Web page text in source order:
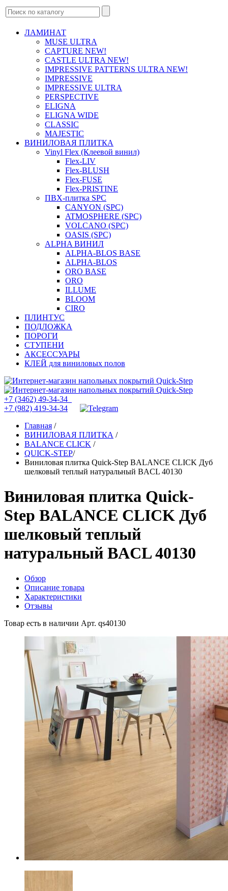
ЛАМИНАТ
MUSE ULTRA
CAPTURE NEW!
CASTLE ULTRA NEW!
IMPRESSIVE PATTERNS ULTRA NEW!
IMPRESSIVE
IMPRESSIVE ULTRA
PERSPECTIVE
ELIGNA
ELIGNA WIDE
CLASSIC
MAJESTIC
ВИНИЛОВАЯ ПЛИТКА
Vinyl Flex (Клеевой винил)
Flex-LIV
Flex-BLUSH
Flex-FUSE
Flex-PRISTINE
ПВХ-плитка SPC
CANYON (SPC)
ATMOSPHERE (SPC)
VOLCANO (SPC)
OASIS (SPC)
ALPHA ВИНИЛ
ALPHA-BLOS BASE
ALPHA-BLOS
ORO BASE
ORO
ILLUME
BLOOM
CIRO
ПЛИНТУС
ПОДЛОЖКА
ПОРОГИ
СТУПЕНИ
АКСЕССУАРЫ
КЛЕЙ для виниловых полов
+7 (3462) 49-34-34
+7 (982) 419-34-34
Главная /
ВИНИЛОВАЯ ПЛИТКА /
BALANCE CLICK /
QUICK-STEP/
Виниловая плитка Quick-Step BALANCE CLICK Дуб
шелковый теплый натуральный BACL 40130
Виниловая плитка Quick-
Step BALANCE CLICK Дуб
шелковый теплый
натуральный BACL 40130
Обзор
Описание товара
Характеристики
Отзывы
Товар есть в наличии Арт. qs40130